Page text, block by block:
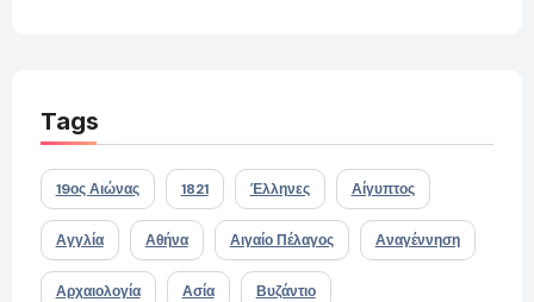
Tags
19ος Αιώνας 1821 Έλληνες Αίγυπτος
Αγγλία Αθήνα Αιγαίο Πέλαγος Αναγέννηση
Αρχαιολογία Ασία Βυζάντιο